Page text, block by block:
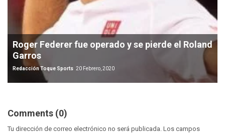
Roger Federer fue operado y se pierde el Roland
Garros
Redacción Toque Sports 20 Febrero, 2020
Comments (0)
Tu dirección de correo electrónico no será publicada. Los campos